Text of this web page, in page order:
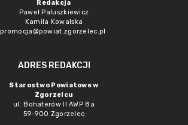
Redakcja
Paweł Paluszkiewicz
Kamila Kowalska
promocja@powiat.zgorzelec.pl
ADRES REDAKCJI
Starostwo Powiatowe w
Zgorzelcu
ul. Bohaterów II AWP 8a
59-900 Zgorzelec